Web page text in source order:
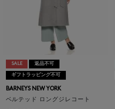
SALE 返品不可
ギフトラッピング不可
BARNEYS NEW YORK
ベルテッド ロングジレコート